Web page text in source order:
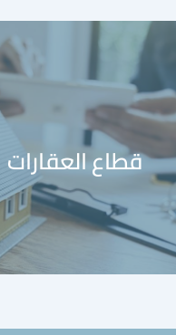
قطاع العقارات
معرفة المزيد